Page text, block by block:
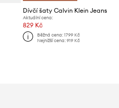
Dívčí šaty Calvin Klein Jeans
Aktuální cena:
829 Kč
Běžná cena: 1799 Kč
Nejnižší cena: 919 Kč